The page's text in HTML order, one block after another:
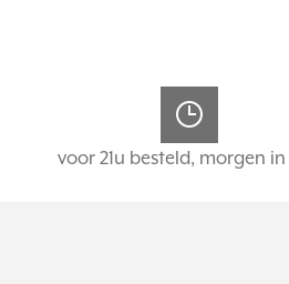
voor 21u besteld, morgen